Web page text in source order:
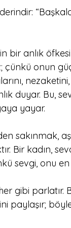
bir anlık
çünkü onun
duyar. Bu,
yayar.
sakınmak,
Bir kadın,
sevgi, onu
gibi
paylaşır;